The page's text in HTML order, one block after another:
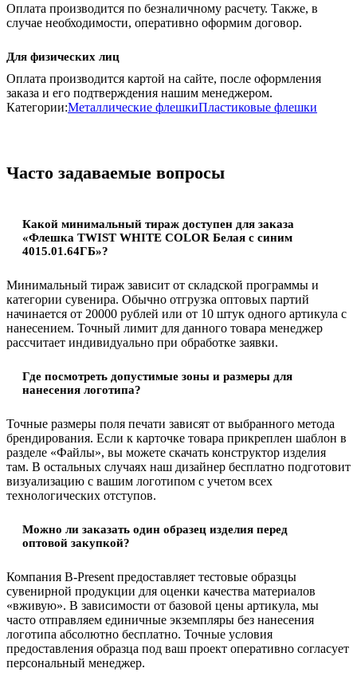
Оплата производится по безналичному расчету. Также, в
случае необходимости, оперативно оформим договор.
Для физических лиц
Оплата производится картой на сайте, после оформления
заказа и его подтверждения нашим менеджером.
Категории:Металлические флешкиПластиковые флешки
Часто задаваемые вопросы
Какой минимальный тираж доступен для заказа
«Флешка TWIST WHITE COLOR Белая с синим
4015.01.64ГБ»?
Минимальный тираж зависит от складской программы и
категории сувенира. Обычно отгрузка оптовых партий
начинается от 20000 рублей или от 10 штук одного артикула с
нанесением. Точный лимит для данного товара менеджер
рассчитает индивидуально при обработке заявки.
Где посмотреть допустимые зоны и размеры для
нанесения логотипа?
Точные размеры поля печати зависят от выбранного метода
брендирования. Если к карточке товара прикреплен шаблон в
разделе «Файлы», вы можете скачать конструктор изделия
там. В остальных случаях наш дизайнер бесплатно подготовит
визуализацию с вашим логотипом с учетом всех
технологических отступов.
Можно ли заказать один образец изделия перед
оптовой закупкой?
Компания B-Present предоставляет тестовые образцы
сувенирной продукции для оценки качества материалов
«вживую». В зависимости от базовой цены артикула, мы
часто отправляем единичные экземпляры без нанесения
логотипа абсолютно бесплатно. Точные условия
предоставления образца под ваш проект оперативно согласует
персональный менеджер.